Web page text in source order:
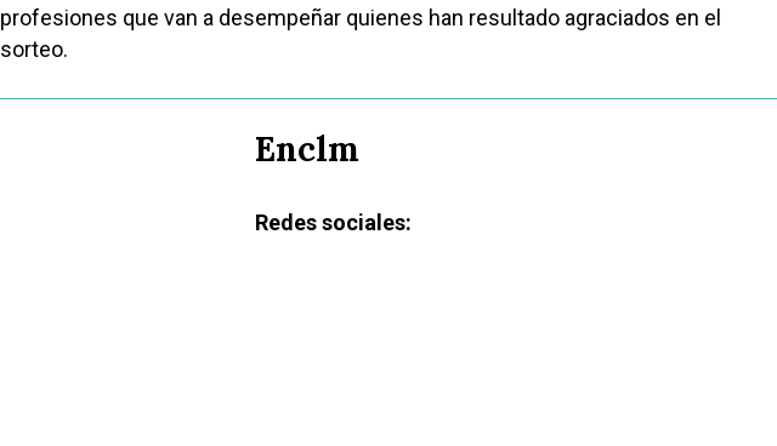
profesiones que van a desempeñar quienes han resultado agraciados en el
sorteo.
Enclm
Redes sociales: